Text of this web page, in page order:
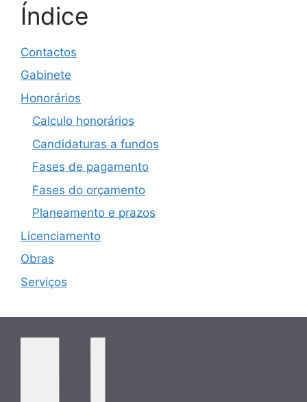
Índice
Contactos
Gabinete
Honorários
Calculo honorários
Candidaturas a fundos
Fases de pagamento
Fases do orçamento
Planeamento e prazos
Licenciamento
Obras
Serviços